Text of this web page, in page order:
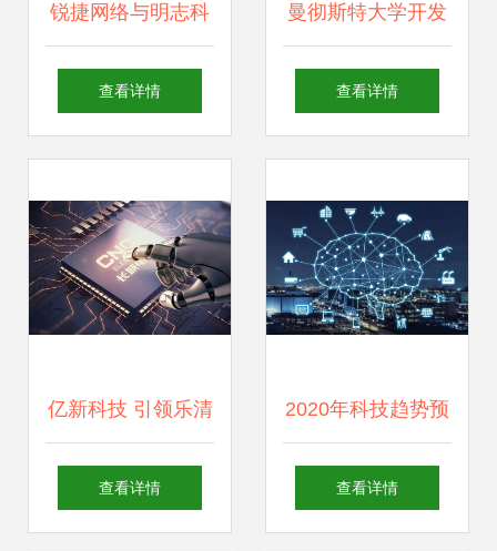
锐捷网络与明志科
技签署战略合作，
工厂建设
查看详情
曼彻斯特大学开发
出可能彻底改变物
器
查看详情
亿新科技 引领乐清
与温州网络科技开
查看详情
2020年科技趋势预
测 视野交汇于网络
查看详情